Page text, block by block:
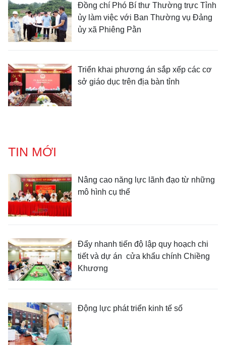
Đồng chí Phó Bí thư Thường trực Tỉnh
ủy làm việc với Ban Thường vụ Đảng
ủy xã Phiêng Pằn
Triển khai phương án sắp xếp các cơ
sở giáo dục trên địa bàn tỉnh
TIN MỚI
Nâng cao năng lực lãnh đạo từ những
mô hình cụ thể
Đẩy nhanh tiến độ lập quy hoạch chi
tiết và dự án cửa khẩu chính Chiềng
Khương
Động lực phát triển kinh tế số